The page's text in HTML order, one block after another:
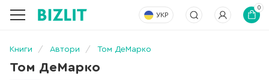
УКР
0
Книги Автори Том ДеМарко
Том ДеМарко